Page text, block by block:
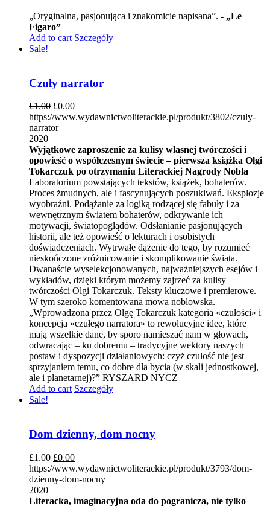
„Oryginalna, pasjonująca i znakomicie napisana”. - „Le
Figaro”
Add to cart Szczegóły
Sale!
Czuły narrator
£1.00 £0.00
https://www.wydawnictwoliterackie.pl/produkt/3802/czuly-
narrator
2020
Wyjątkowe zaproszenie za kulisy własnej twórczości i
opowieść o współczesnym świecie – pierwsza książka Olgi
Tokarczuk po otrzymaniu Literackiej Nagrody Nobla
Laboratorium powstających tekstów, książek, bohaterów.
Proces żmudnych, ale i fascynujących poszukiwań. Eksplozje
wyobraźni. Podążanie za logiką rodzącej się fabuły i za
wewnętrznym światem bohaterów, odkrywanie ich
motywacji, światopoglądów. Odsłanianie pasjonujących
historii, ale też opowieść o lekturach i osobistych
doświadczeniach. Wytrwałe dążenie do tego, by rozumieć
nieskończone zróżnicowanie i skomplikowanie świata.
Dwanaście wyselekcjonowanych, najważniejszych esejów i
wykładów, dzięki którym możemy zajrzeć za kulisy
twórczości Olgi Tokarczuk. Teksty kluczowe i premierowe.
W tym szeroko komentowana mowa noblowska.
„Wprowadzona przez Olgę Tokarczuk kategoria «czułości» i
koncepcja «czułego narratora» to rewolucyjne idee, które
mają wszelkie dane, by sporo namieszać nam w głowach,
odwracając – ku dobremu – tradycyjne wektory naszych
postaw i dyspozycji działaniowych: czyż czułość nie jest
sprzyjaniem temu, co dobre dla bycia (w skali jednostkowej,
ale i planetarnej)?” RYSZARD NYCZ
Add to cart Szczegóły
Sale!
Dom dzienny, dom nocny
£1.00 £0.00
https://www.wydawnictwoliterackie.pl/produkt/3793/dom-
dzienny-dom-nocny
2020
Literacka, imaginacyjna oda do pogranicza, nie tylko